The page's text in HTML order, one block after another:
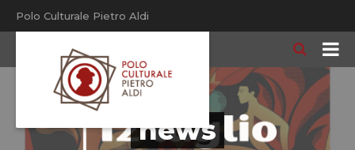
Polo Culturale Pietro Aldi
news